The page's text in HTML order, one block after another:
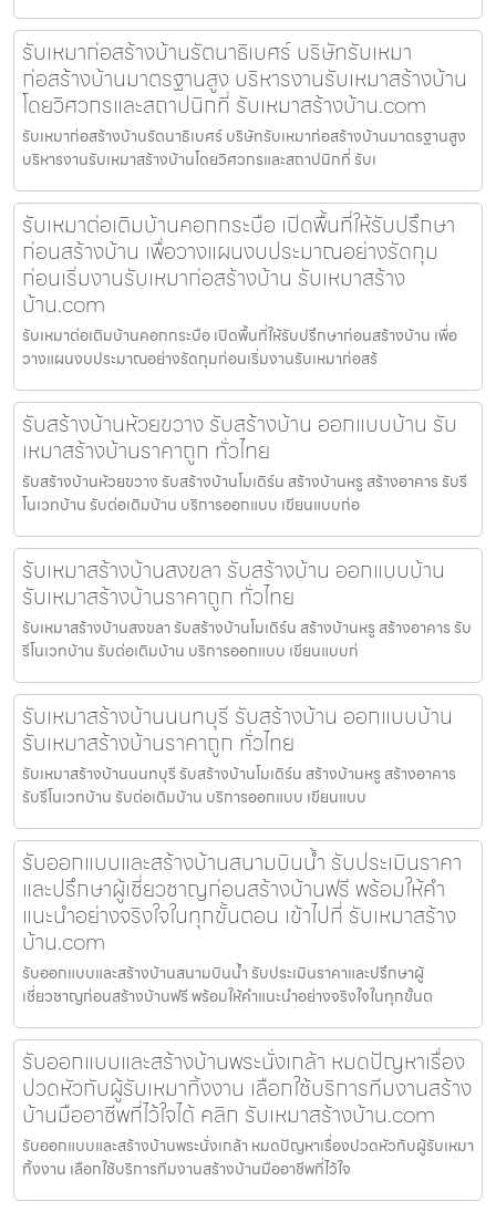
รับเหมาก่อสร้างบ้านรัตนาธิเบศร์ บริษัทรับเหมา
ก่อสร้างบ้านมาตรฐานสูง บริหารงานรับเหมาสร้างบ้าน
โดยวิศวกรและสถาปนิกที่ รับเหมาสร้างบ้าน.com
รับเหมาก่อสร้างบ้านรัตนาธิเบศร์ บริษัทรับเหมาก่อสร้างบ้านมาตรฐานสูง
บริหารงานรับเหมาสร้างบ้านโดยวิศวกรและสถาปนิกที่ รับเ
รับเหมาต่อเติมบ้านคอกกระบือ เปิดพื้นที่ให้รับปรึกษา
ก่อนสร้างบ้าน เพื่อวางแผนงบประมาณอย่างรัดกุม
ก่อนเริ่มงานรับเหมาก่อสร้างบ้าน รับเหมาสร้าง
บ้าน.com
รับเหมาต่อเติมบ้านคอกกระบือ เปิดพื้นที่ให้รับปรึกษาก่อนสร้างบ้าน เพื่อ
วางแผนงบประมาณอย่างรัดกุมก่อนเริ่มงานรับเหมาก่อสร้
รับสร้างบ้านห้วยขวาง รับสร้างบ้าน ออกแบบบ้าน รับ
เหมาสร้างบ้านราคาถูก ทั่วไทย
รับสร้างบ้านห้วยขวาง รับสร้างบ้านโมเดิร์น สร้างบ้านหรู สร้างอาคาร รับรี
โนเวทบ้าน รับต่อเติมบ้าน บริการออกแบบ เขียนแบบก่อ
รับเหมาสร้างบ้านสงขลา รับสร้างบ้าน ออกแบบบ้าน
รับเหมาสร้างบ้านราคาถูก ทั่วไทย
รับเหมาสร้างบ้านสงขลา รับสร้างบ้านโมเดิร์น สร้างบ้านหรู สร้างอาคาร รับ
รีโนเวทบ้าน รับต่อเติมบ้าน บริการออกแบบ เขียนแบบก่
รับเหมาสร้างบ้านนนทบุรี รับสร้างบ้าน ออกแบบบ้าน
รับเหมาสร้างบ้านราคาถูก ทั่วไทย
รับเหมาสร้างบ้านนนทบุรี รับสร้างบ้านโมเดิร์น สร้างบ้านหรู สร้างอาคาร
รับรีโนเวทบ้าน รับต่อเติมบ้าน บริการออกแบบ เขียนแบบ
รับออกแบบและสร้างบ้านสนามบินน้ำ รับประเมินราคา
และปรึกษาผู้เชี่ยวชาญก่อนสร้างบ้านฟรี พร้อมให้คำ
แนะนำอย่างจริงใจในทุกขั้นตอน เข้าไปที่ รับเหมาสร้าง
บ้าน.com
รับออกแบบและสร้างบ้านสนามบินน้ำ รับประเมินราคาและปรึกษาผู้
เชี่ยวชาญก่อนสร้างบ้านฟรี พร้อมให้คำแนะนำอย่างจริงใจในทุกขั้นต
รับออกแบบและสร้างบ้านพระนั่งเกล้า หมดปัญหาเรื่อง
ปวดหัวกับผู้รับเหมาทิ้งงาน เลือกใช้บริการทีมงานสร้าง
บ้านมืออาชีพที่ไว้ใจได้ คลิก รับเหมาสร้างบ้าน.com
รับออกแบบและสร้างบ้านพระนั่งเกล้า หมดปัญหาเรื่องปวดหัวกับผู้รับเหมา
ทิ้งงาน เลือกใช้บริการทีมงานสร้างบ้านมืออาชีพที่ไว้ใจ